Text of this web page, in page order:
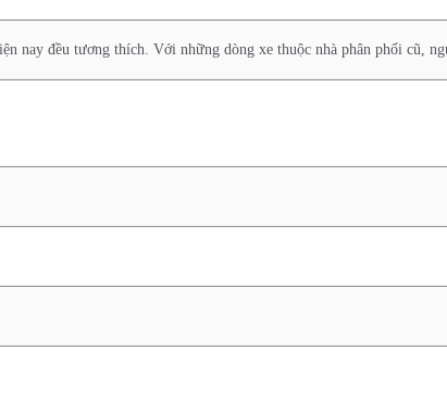
nay đều tương thích. Với những dòng xe thuộc nhà phân phối cũ,